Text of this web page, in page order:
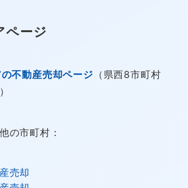
ページ
不動産売却ページ （県西8市町村
の市町村：
売却